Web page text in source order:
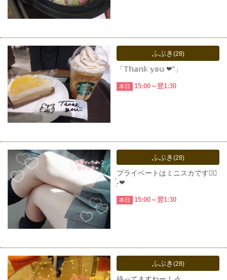
ふぶき (28)
「𝕋𝕙𝕒𝕟𝕜 𝕪𝕠𝕦 ❤︎"」
本日 15:00～翌1:30
ふぶき (28)
プライベートはミニスカです👍🏻
̖́-❤︎
本日 15:00～翌1:30
ふぶき (28)